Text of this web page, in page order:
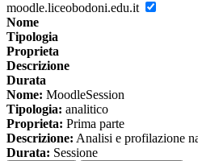
moodle.liceobodoni.edu.it
Nome
Tipologia
Proprieta
Descrizione
Durata
Nome: MoodleSession
Tipologia: analitico
Proprieta: Prima parte
Descrizione: Analisi e profilazione
Durata: Sessione